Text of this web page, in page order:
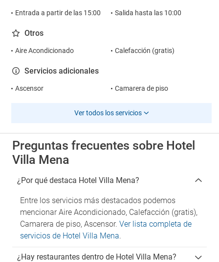
Entrada a partir de las 15:00 Salida hasta las 10:00
Otros
Aire Acondicionado Calefacción (gratis)
Servicios adicionales
Ascensor Camarera de piso
Ver todos los servicios
Preguntas frecuentes sobre Hotel
Villa Mena
¿Por qué destaca Hotel Villa Mena?
Entre los servicios más destacados podemos
mencionar Aire Acondicionado, Calefacción (gratis),
Camarera de piso, Ascensor. Ver lista completa de
servicios de Hotel Villa Mena.
¿Hay restaurantes dentro de Hotel Villa Mena?